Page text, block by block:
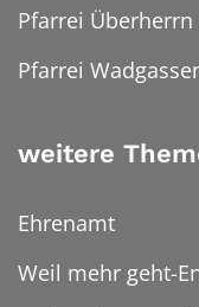
Pfarrei Überherrn
Pfarrei
weitere
Ehrenamt
Weil mehr geht-